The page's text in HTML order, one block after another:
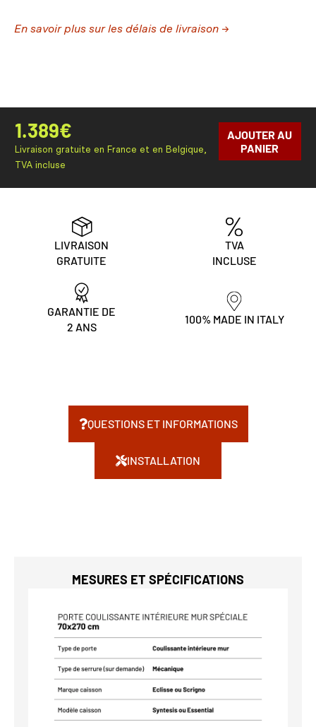
En savoir plus sur les délais de livraison →
1.389€
Livraison gratuite en France et en Belgique,
TVA incluse
AJOUTER AU
PANIER
LIVRAISON
GRATUITE
TVA
INCLUSE
GARANTIE DE
2 ANS
100% MADE IN ITALY
QUESTIONS ET INFORMATIONS
INSTALLATION
MESURES ET SPÉCIFICATIONS